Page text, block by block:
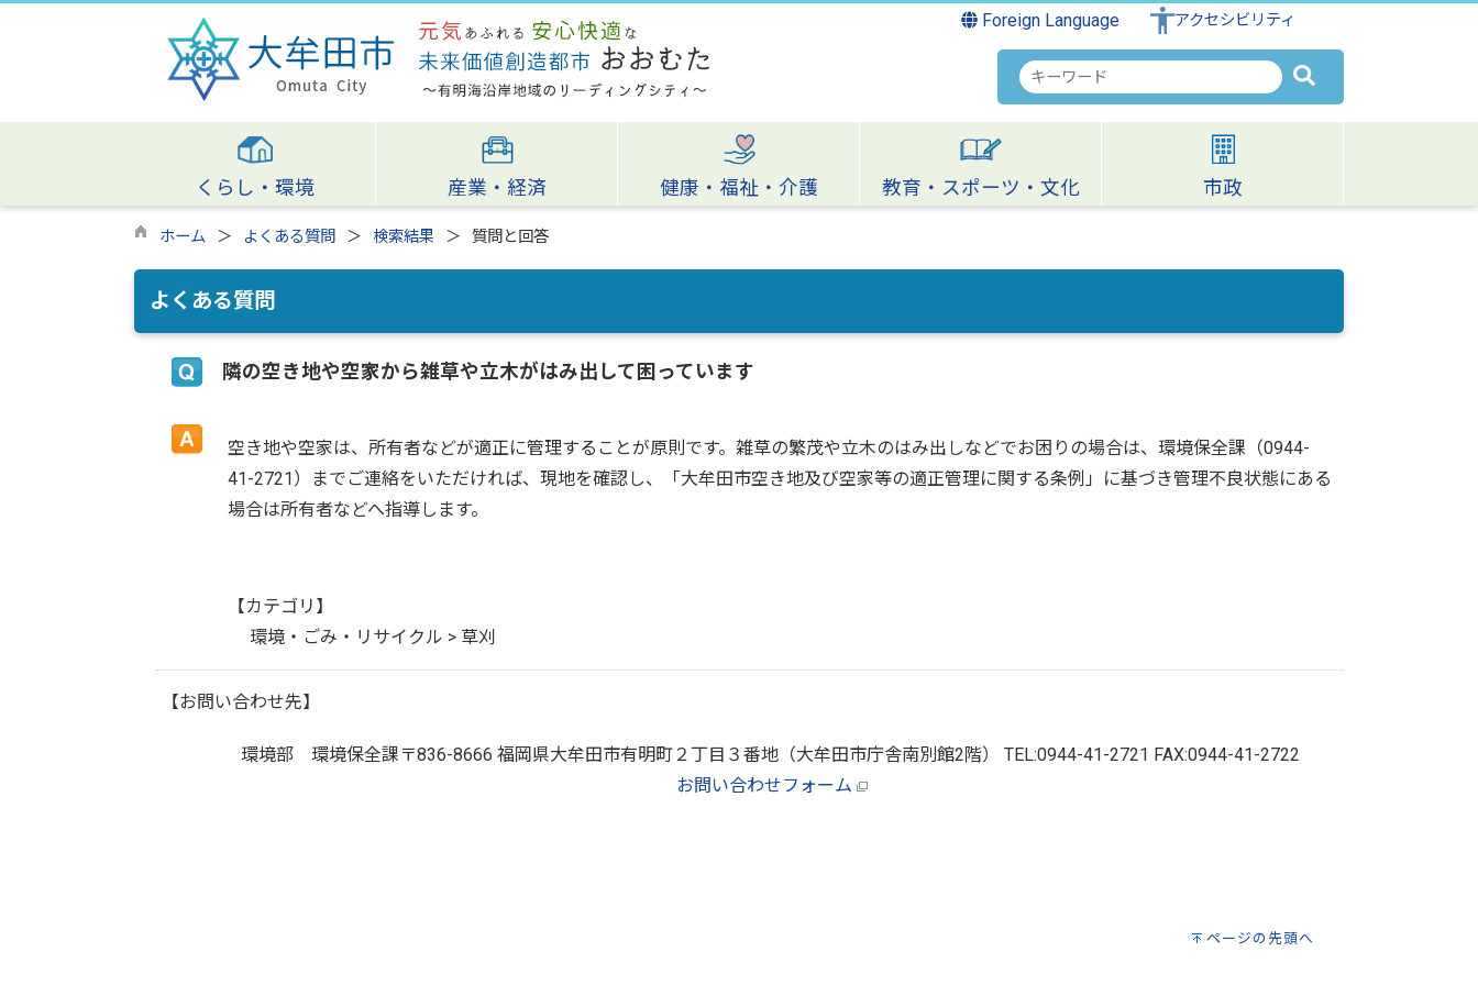
Foreign Language アクセシビリティ
検
索
キ
ワ
ー
くらし・環境 産業・経済 健康・福祉・介護 教育・スポーツ・文化 市政
ホーム よくある質問 検索結果 質問と回答
よくある質問
隣の空き地や空家から雑草や立木がはみ出して困っています
空き地や空家は、所有者などが適正に管理することが原則です。雑草の繁茂や立木のはみ出しなどでお困りの場合は、環境保全課（0944-
41-2721）までご連絡をいただければ、現地を確認し、「大牟田市空き地及び空家等の適正管理に関する条例」に基づき管理不良状態にある
場合は所有者などへ指導します。
【カテゴリ】
環境・ごみ・リサイクル > 草刈
【お問い合わせ先】
環境部 環境保全課 〒836-8666 福岡県大牟田市有明町２丁目３番地（大牟田市庁舎南別館2階） TEL:0944-41-2721 FAX:0944-41-2722
お問い合わせフォーム
ページの先頭へ